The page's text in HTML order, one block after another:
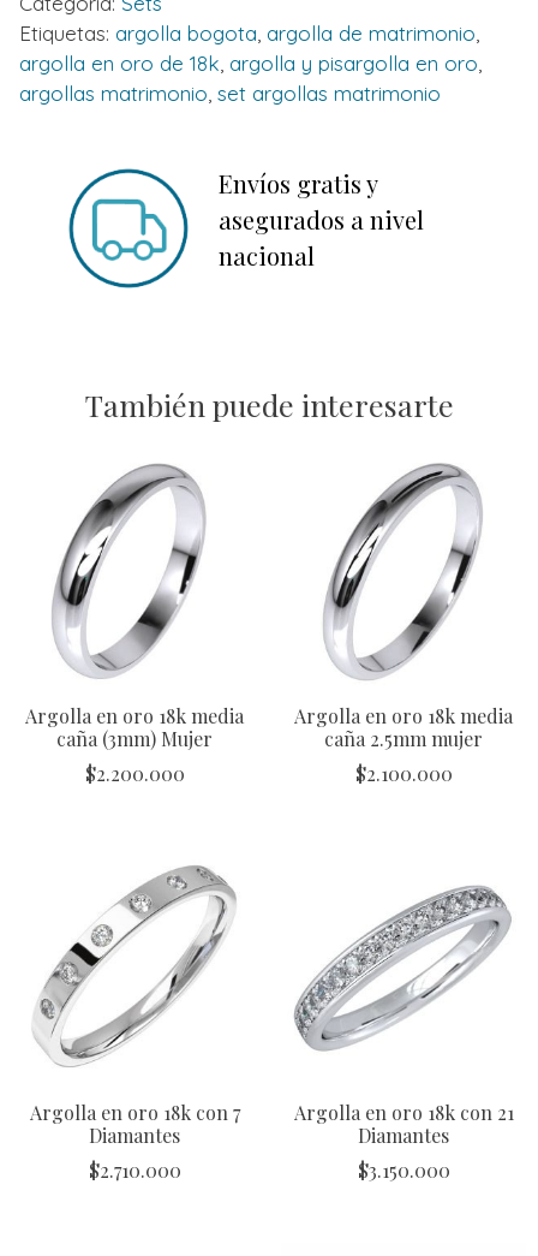
Etiquetas: argolla bogota argolla de matrimonio
argolla en oro de 18k argolla y pisargolla en oro
argollas matrimonio set argollas matrimonio
Envíos gratis y
asegurados a nivel
nacional
También puede interesarte
Argolla en oro 18k media
caña (3mm) Mujer
$2.200.000
Argolla en oro 18k media
caña 2.5mm mujer
$2.100.000
Argolla en oro 18k con 7
Diamantes
$2.710.000
Argolla en oro 18k con 21
Diamantes
$3.150.000